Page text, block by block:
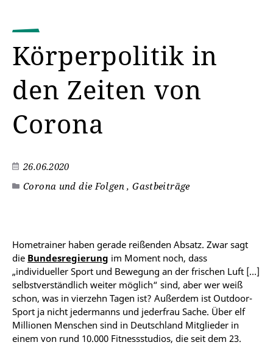
Körperpolitik in
den Zeiten von
Corona
26.06.2020
Corona und die Folgen , Gastbeiträge
Hometrainer haben gerade reißenden Absatz. Zwar sagt
die Bundesregierung im Moment noch, dass
„individueller Sport und Bewegung an der frischen Luft […]
selbstverständlich weiter möglich“ sind, aber wer weiß
schon, was in vierzehn Tagen ist? Außerdem ist Outdoor-
Sport ja nicht jedermanns und jederfrau Sache. Über elf
Millionen Menschen sind in Deutschland Mitglieder in
einem von rund 10.000 Fitnessstudios, die seit dem 23.